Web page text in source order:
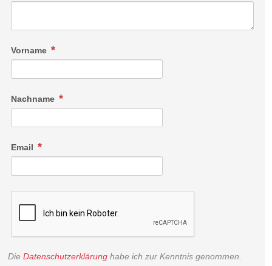
Vorname
Nachname
Email
Die Datenschutzerklärung habe ich zur Kenntnis genommen.